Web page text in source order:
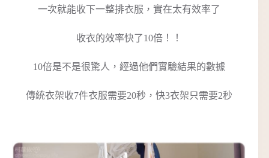
一次就能收下一整排衣服，實在太有效率了
收衣的效率快了10倍！！
10倍是不是很驚人，經過他們實驗結果的數據
傳統衣架收7件衣服需要20秒，快3衣架只需要2秒